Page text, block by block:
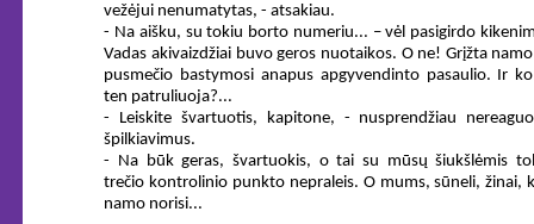
vežėjui nenumatytas, - atsakiau.
- Na aišku, su tokiu borto numeriu... – vėl pasigirdo
Vadas akivaizdžiai buvo geros nuotaikos. O ne! Grįžta
pusmečio bastymosi anapus apgyvendinto pasaulio. Ir
ten patruliuoja?...
- Leiskite švartuotis, kapitone, - nusprendžiau
špilkiavimus.
- Na būk geras, švartuokis, o tai su mūsų šiukšlėmis
trečio kontrolinio punkto nepraleis. O mums, sūneli, žinai,
namo norisi...